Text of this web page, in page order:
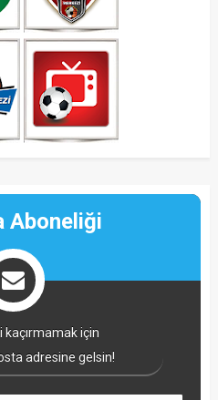
Aboneliği
kaçırmamak için
adresine gelsin!